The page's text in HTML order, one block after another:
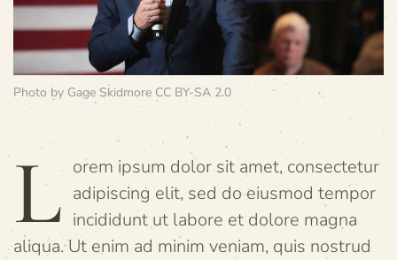
Photo by Gage Skidmore CC BY-SA 2.0
L orem ipsum dolor sit amet, consectetur
adipiscing elit, sed do eiusmod tempor
incididunt ut labore et dolore magna
aliqua. Ut enim ad minim veniam, quis nostrud